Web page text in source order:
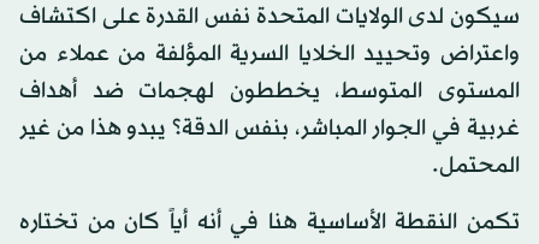
سيكون لدى الولايات المتحدة نفس القدرة على اكتشاف
واعتراض وتحييد الخلايا السرية المؤلفة من عملاء من
المستوى المتوسط، يخططون لهجمات ضد أهداف
غربية في الجوار المباشر، بنفس الدقة؟ يبدو هذا من غير
المحتمل.
تكمن النقطة الأساسية هنا في أنه أياً كان من تختاره